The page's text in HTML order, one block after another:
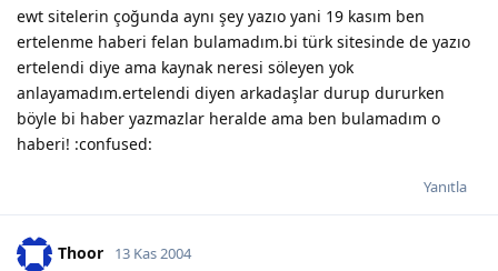
ewt sitelerin çoğunda aynı şey yazıo yani 19 kasım ben
ertelenme haberi felan bulamadım.bi türk sitesinde de yazıo
ertelendi diye ama kaynak neresi söleyen yok
anlayamadım.ertelendi diyen arkadaşlar durup dururken
böyle bi haber yazmazlar heralde ama ben bulamadım o
haberi! :confused:
Yanıtla
Thoor 13 Kas 2004